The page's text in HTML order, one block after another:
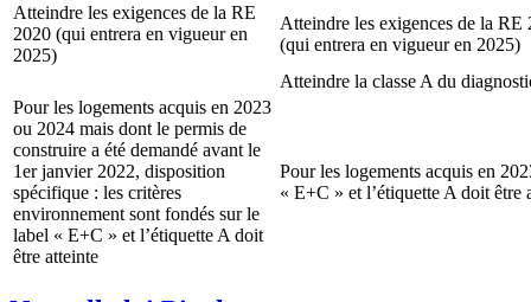
Atteindre les exigences de la RE
2020 (qui entrera en vigueur en
2025)
Atteindre les exigences de la RE
(qui entrera en vigueur en 2025)
Atteindre la classe A du
Pour les logements acquis en 2023
ou 2024 mais dont le permis de
construire a été demandé avant le
1er janvier 2022, disposition
spécifique : les critères
environnement sont fondés sur le
label « E+C » et l’étiquette A doit
être atteinte
Pour les logements acquis en
« E+C » et l’étiquette A doit être